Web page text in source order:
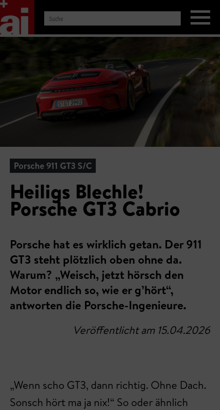
Porsche 911 GT3 S/C
Heiligs Blechle!
Porsche GT3 Cabrio
Porsche hat es wirklich getan. Der 911
GT3 steht plötzlich oben ohne da.
Warum? „Weisch, jetzt hörsch den
Motor endlich so, wie er g’hört“,
antworten die Porsche-Ingenieure.
Veröffentlicht am 15.04.2026
„Wenn scho GT3, dann richtig. Ohne Dach.
Sonsch hört ma ja nix!“ So oder ähnlich